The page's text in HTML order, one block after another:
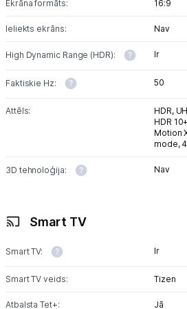
Piegāde un apmaksa
Informācija
Ekrāna formāts: 16:9
Ieliekts ekrāns: Nav
High Dynamic Range (HDR): Ir
Faktiskie Hz: 50
Attēls: HDR,
HDR
Motion
mode,
3D tehnoloģija: Nav
Smart TV
Smart TV: Ir
Smart TV veids: Tizen
Atbalsta Tet+: Jā